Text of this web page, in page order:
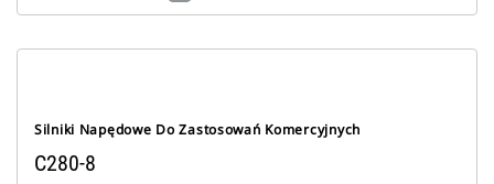
Silniki Napędowe Do Zastosowań Komercyjnych
C280-8